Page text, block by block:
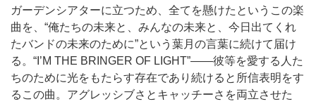
ガーデンシアターに立つため、全てを懸けたというこの楽
曲を、“俺たちの未来と、みんなの未来と、今日出てくれ
たバンドの未来のために”という葉月の言葉に続けて届け
る。“I’M THE BRINGER OF LIGHT”――彼等を愛する人た
ちのために光をもたらす存在であり続けると所信表明をす
るこの曲。アグレッシブさとキャッチーさを両立させた